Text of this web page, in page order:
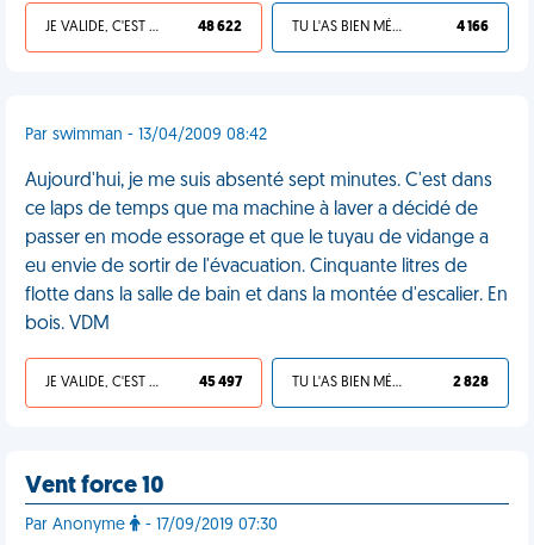
JE VALIDE, C'EST UNE VDM 48 622 TU L'AS BIEN MÉRITÉ 4 166
Par swimman - 13/04/2009 08:42
Aujourd'hui, je me suis absenté sept minutes. C'est dans
ce laps de temps que ma machine à laver a décidé de
passer en mode essorage et que le tuyau de vidange a
eu envie de sortir de l'évacuation. Cinquante litres de
flotte dans la salle de bain et dans la montée d'escalier. En
bois. VDM
JE VALIDE, C'EST UNE VDM 45 497 TU L'AS BIEN MÉRITÉ 2 828
Vent force 10
Par Anonyme - 17/09/2019 07:30